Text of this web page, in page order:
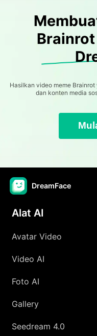
Hasilkan video meme
dan konten media
DreamFace
Alat AI
Avatar Video
Video AI
Foto AI
Gallery
Seedream 4.0